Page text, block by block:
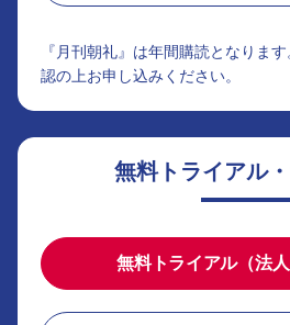
『月刊朝礼』は年間購読となりま
認の上お申し込みください。
無料トライアル
無料トライアル（法人